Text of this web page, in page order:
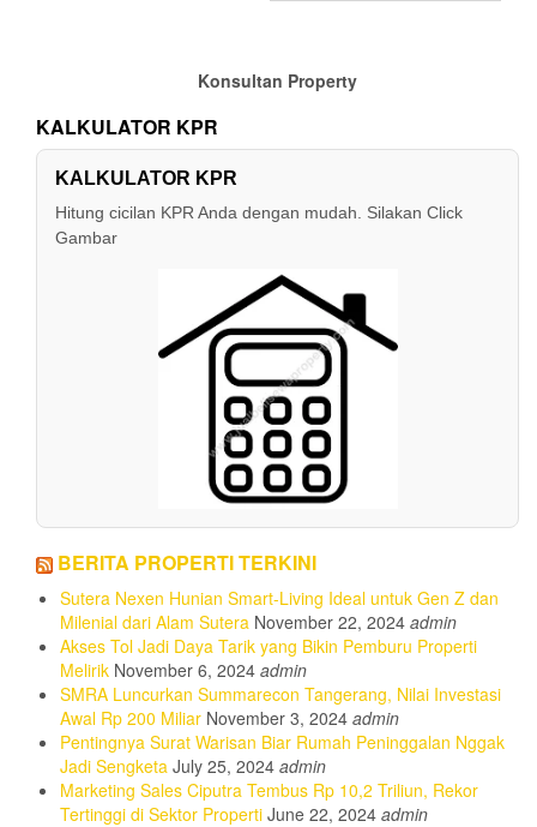
Konsultan Property
KALKULATOR KPR
KALKULATOR KPR
Hitung cicilan KPR Anda dengan mudah. Silakan Click
Gambar
BERITA PROPERTI TERKINI
Sutera Nexen Hunian Smart-Living Ideal untuk Gen Z dan
Milenial dari Alam Sutera November 22, 2024 admin
Akses Tol Jadi Daya Tarik yang Bikin Pemburu Properti
Melirik November 6, 2024 admin
SMRA Luncurkan Summarecon Tangerang, Nilai Investasi
Awal Rp 200 Miliar November 3, 2024 admin
Pentingnya Surat Warisan Biar Rumah Peninggalan Nggak
Jadi Sengketa July 25, 2024 admin
Marketing Sales Ciputra Tembus Rp 10,2 Triliun, Rekor
Tertinggi di Sektor Properti June 22, 2024 admin